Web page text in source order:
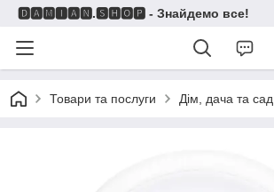
🅳🅰🅼🅸🅰🅽.🆂🅷🅾🅿 - Знайдемо все!
Товари та послуги Дім, дача та сад